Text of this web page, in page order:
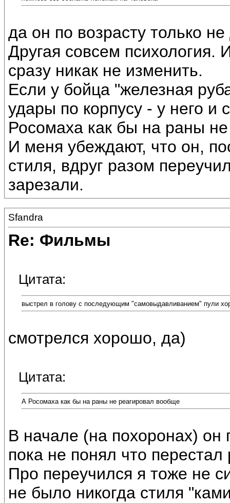
да он по возрасту только
Другая совсем психология.
сразу никак не изменить.
Если у бойца "железная
удары по корпусу - у него и
Росомаха как бы на раны
И меня убеждают, что он,
стиля, вдруг разом
зарезали.
Sfandra
Re: Фильмы
Цитата:
выстрел в голову с последующим "самовыдавливанием" пули
смотрелся хорошо, да)
Цитата:
А Росомаха как бы на раны не реагировал вообще
В начале (на похоронах) он
пока не понял что перестал
Про переучился я тоже не
не было никогда стиля